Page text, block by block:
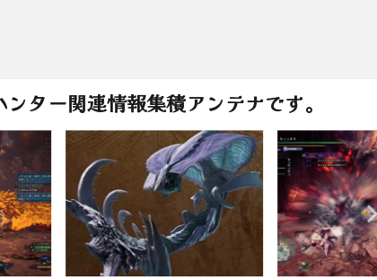
ター関連情報集積アンテナです。